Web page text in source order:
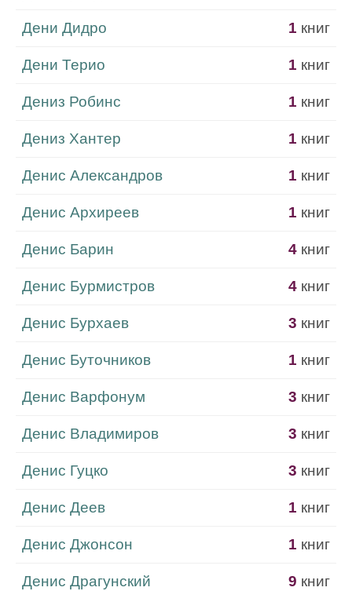
Дени Дидро 1 книг
Дени Терио 1 книг
Дениз Робинс 1 книг
Дениз Хантер 1 книг
Денис Александров 1 книг
Денис Архиреев 1 книг
Денис Барин 4 книг
Денис Бурмистров 4 книг
Денис Бурхаев 3 книг
Денис Буточников 1 книг
Денис Варфонум 3 книг
Денис Владимиров 3 книг
Денис Гуцко 3 книг
Денис Деев 1 книг
Денис Джонсон 1 книг
Денис Драгунский 9 книг